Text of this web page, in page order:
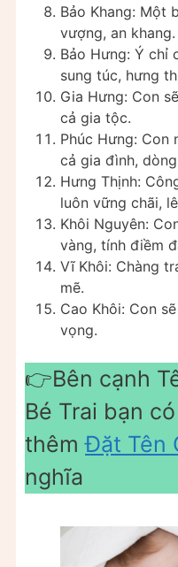
Bảo Khang: Một
vượng, an khang.
Bảo Hưng: Ý chỉ
sung túc, hưng
Gia Hưng: Con
cả gia tộc.
Phúc Hưng: Con
cả gia đình,
Hưng Thịnh:
luôn vững chãi,
Khôi Nguyên:
vàng, tính điềm
Vĩ Khôi: Chàng
mẽ.
Cao Khôi: Con
vọng.
👉Bên cạnh
Bé Trai bạn
thêmĐặt Tên
nghĩa